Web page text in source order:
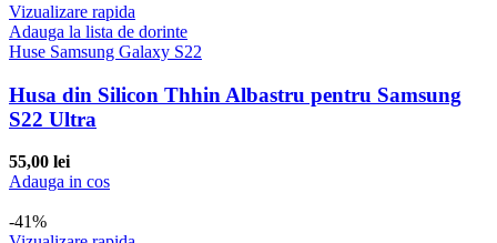
Vizualizare rapida
Adauga la lista de dorinte
Huse Samsung Galaxy S22
Husa din Silicon Thhin Albastru pentru Samsung
S22 Ultra
55,00 lei
Adauga in cos
-41%